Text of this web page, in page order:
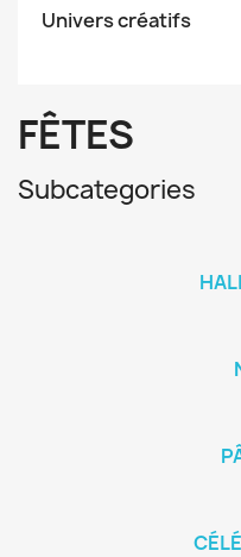
Univers créatifs
FÊTES
Subcategories